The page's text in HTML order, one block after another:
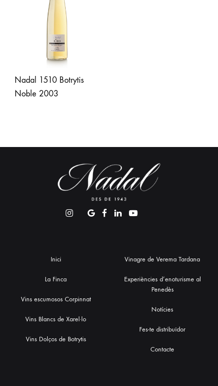
Nadal 1510 Botrytis
Noble 2003
Inici
La Finca
Vins escumosos Corpinnat
Vins Blancs de Xarel·lo
Vins Dolços de Botrytis
Vinagre de Verema Tardana
Experiències d’enoturisme al
Penedès
Notícies
Fes-te distribuïdor
Contacte